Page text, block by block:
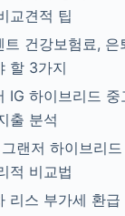
교견적 팁
트 건강보험료,
할 3가지
IG 하이브리드
출 분석
랜저 하이브리
적 비교법
리스 부가세 환